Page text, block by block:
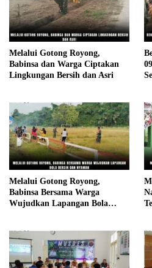
Melalui Gotong Royong,
Babinsa dan Warga Ciptakan
Lingkungan Bersih dan Asri
Melalui Gotong Royong,
Babinsa Bersama Warga
Wujudkan Lapangan Bola